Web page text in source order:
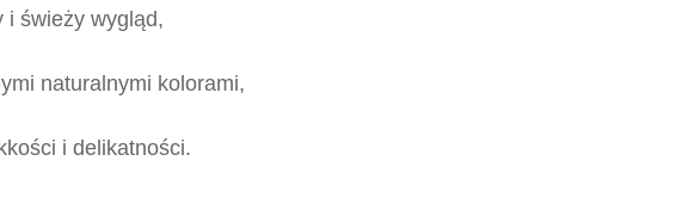
i świeży wygląd,
naturalnymi kolorami,
i delikatności.